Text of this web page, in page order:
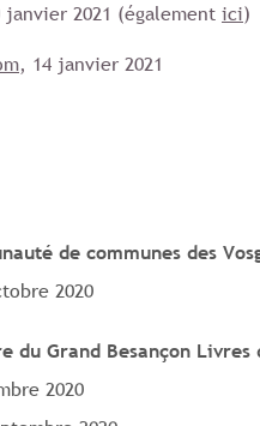
janvier 2021 (également ici)
, 14 janvier 2021
de communes des
2020
du Grand Besançon Livres
2020